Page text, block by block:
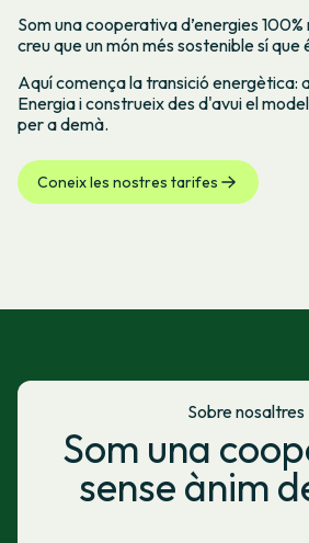
Som una cooperativa d’energies
creu que un món més sostenible sí que
Aquí comença la transició energètica:
Energia i construeix des d'avui el
per a demà.
Coneix les nostres tarifes
Sobre nosaltres
Som una
sense ànim